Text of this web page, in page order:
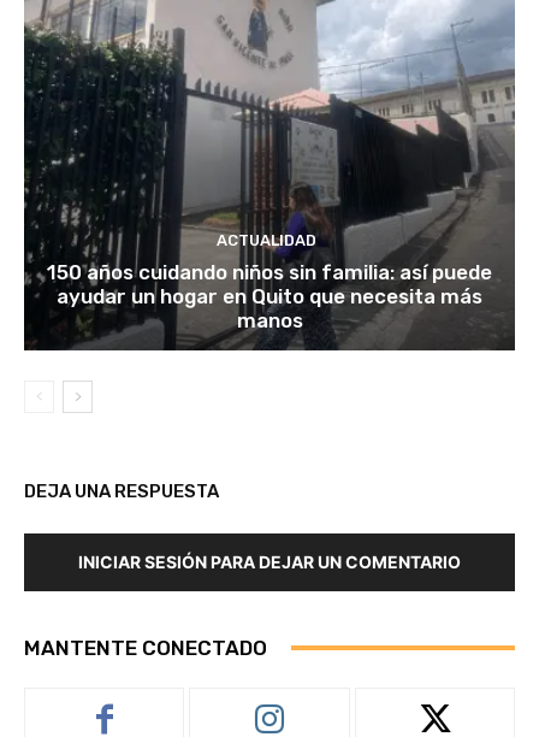
ACTUALIDAD
150 años cuidando niños sin familia: así puede
ayudar un hogar en Quito que necesita más
manos
DEJA UNA RESPUESTA
INICIAR SESIÓN PARA DEJAR UN COMENTARIO
MANTENTE CONECTADO